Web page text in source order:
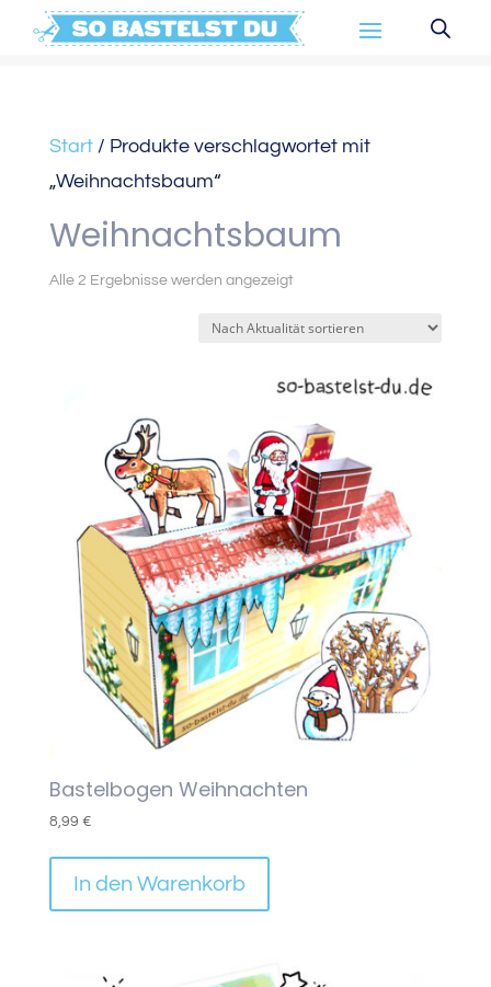
Start/ Produkte verschlagwortet mit
„Weihnachtsbaum“
Weihnachtsbaum
Alle 2 Ergebnisse werden angezeigtNach
Bastelbogen Weihnachten
8,99 €
In den Warenkorb